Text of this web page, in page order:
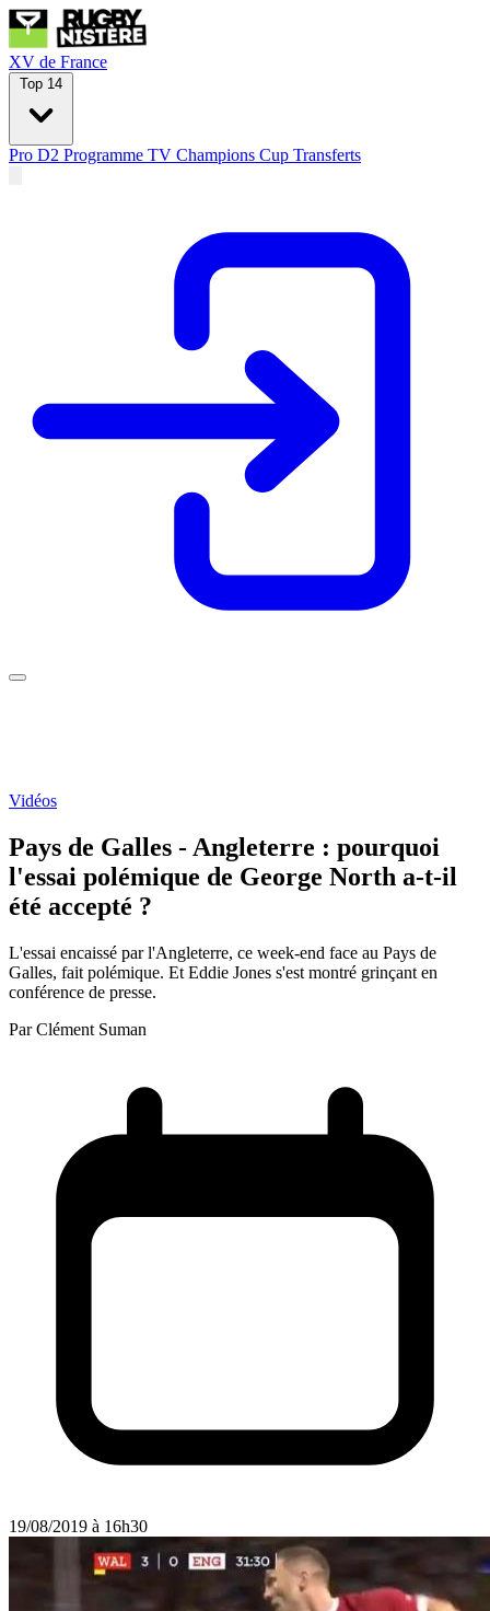
XV de France
Top 14
Pro D2 Programme TV Champions Cup Transferts
Vidéos
Pays de Galles - Angleterre : pourquoi
l'essai polémique de George North a-t-il
été accepté ?
L'essai encaissé par l'Angleterre, ce week-end face au Pays de
Galles, fait polémique. Et Eddie Jones s'est montré grinçant en
conférence de presse.
Par Clément Suman
19/08/2019 à 16h30